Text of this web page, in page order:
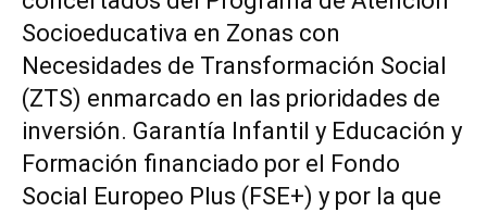
Socioeducativa en Zonas con
Necesidades de Transformación Social
(ZTS) enmarcado en las prioridades de
inversión. Garantía Infantil y Educación y
Formación financiado por el Fondo
Social Europeo Plus (FSE+) y por la que